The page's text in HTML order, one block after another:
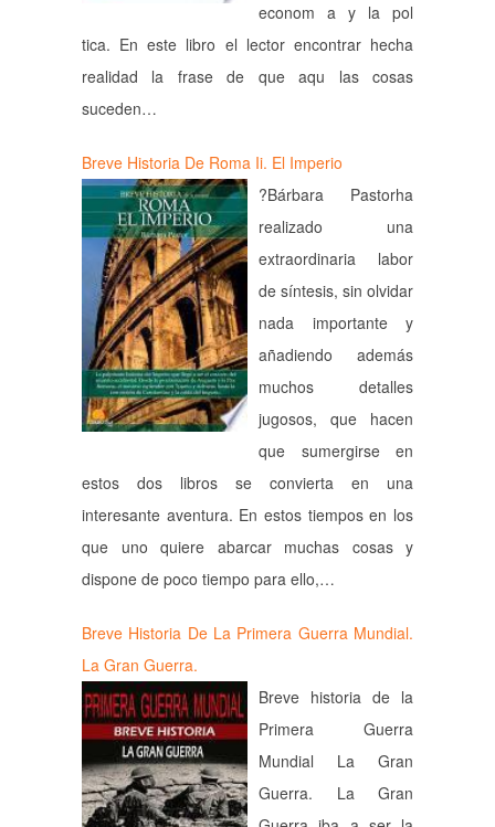
econom a y la pol
tica. En este libro el lector encontrar hecha
realidad la frase de que aqu las cosas
suceden…
Breve Historia De Roma Ii. El Imperio
?Bárbara Pastorha
realizado una
extraordinaria labor
de síntesis, sin olvidar
nada importante y
añadiendo además
muchos detalles
jugosos, que hacen
que sumergirse en
estos dos libros se convierta en una
interesante aventura. En estos tiempos en los
que uno quiere abarcar muchas cosas y
dispone de poco tiempo para ello,…
Breve Historia De La Primera Guerra Mundial.
La Gran Guerra.
Breve historia de la
Primera Guerra
Mundial La Gran
Guerra. La Gran